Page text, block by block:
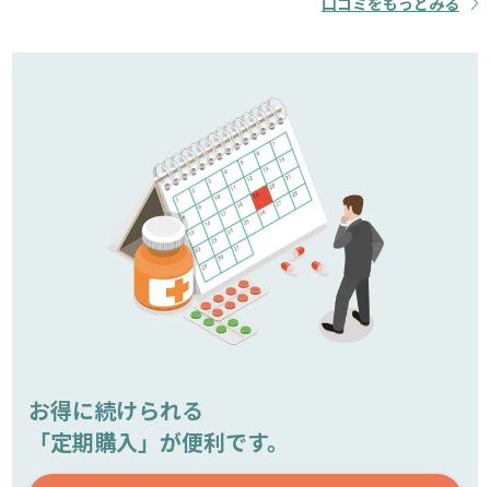
お得に続けられる
「定期購入」が便利です。